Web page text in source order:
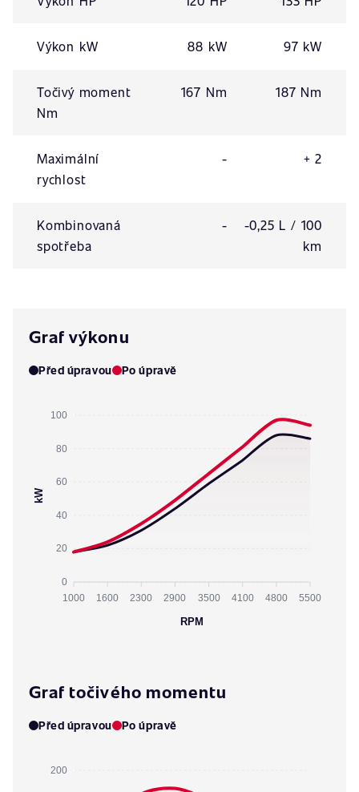
Výkon kW 88 kW 97 kW
Točivý moment
Nm
167 Nm 187 Nm
Maximální
rychlost
- + 2
Kombinovaná
spotřeba
-
-0,25 L / 100
km
Graf výkonu
Před úpravou Po úpravě
100
80
60
40
20
0
kW
1000 1600 2300 2900 3500 4100 4800 5500
RPM
Graf točivého momentu
Před úpravou Po úpravě
200